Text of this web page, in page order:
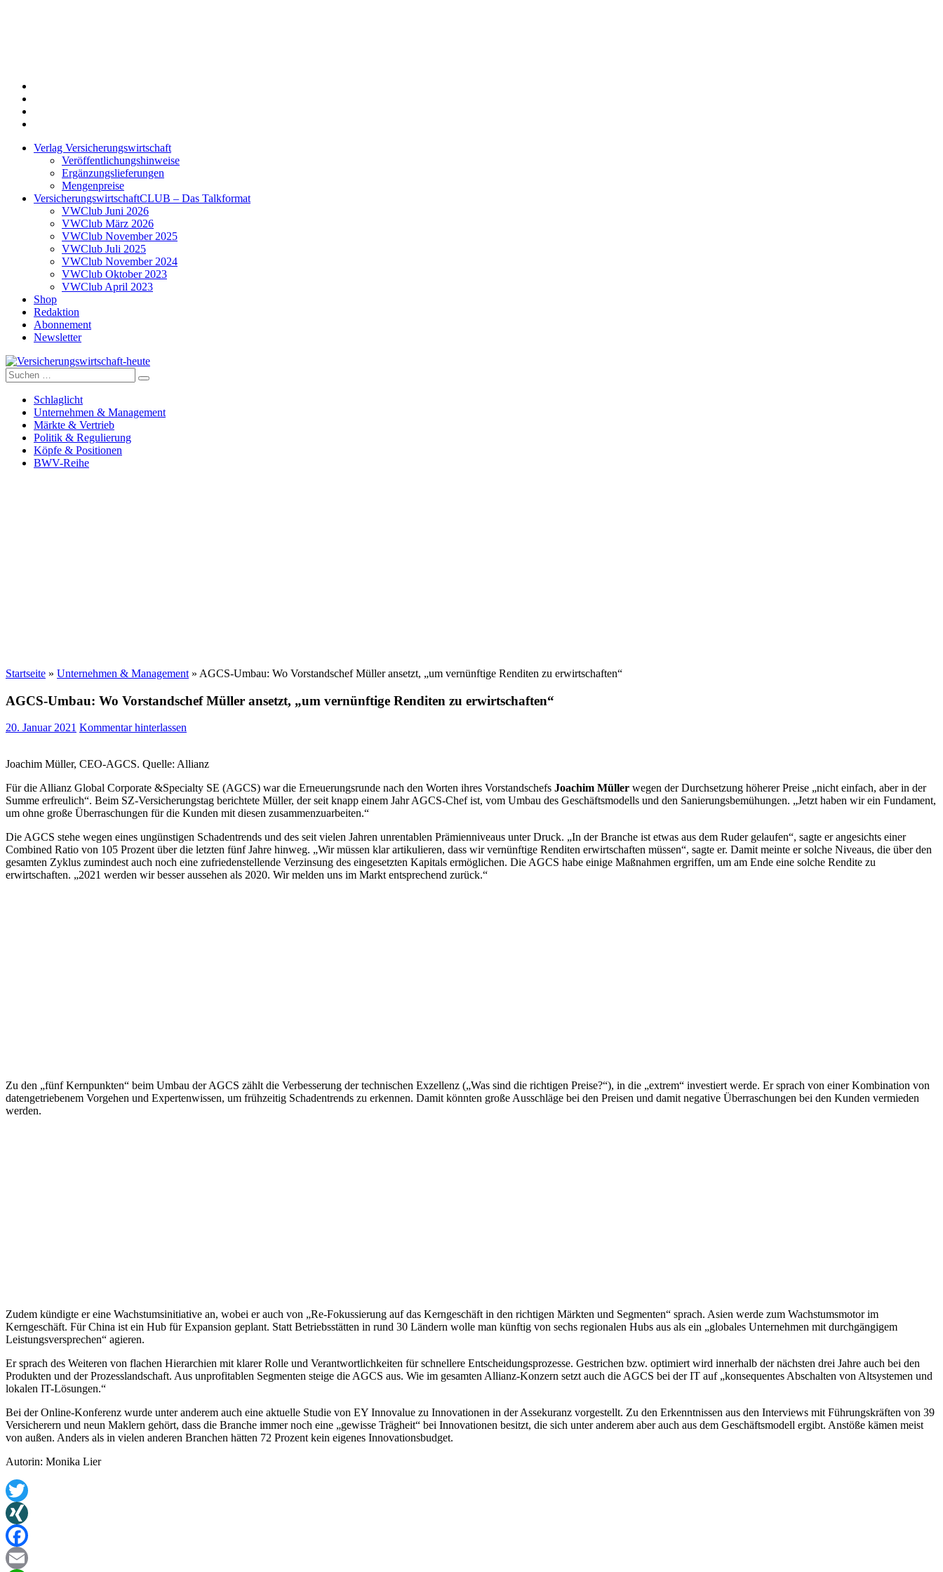
Verlag Versicherungswirtschaft
Veröffentlichungshinweise
Ergänzungslieferungen
Mengenpreise
VersicherungswirtschaftCLUB – Das Talkformat
VWClub Juni 2026
VWClub März 2026
VWClub November 2025
VWClub Juli 2025
VWClub November 2024
VWClub Oktober 2023
VWClub April 2023
Shop
Redaktion
Abonnement
Newsletter
Versicherungswirtschaft-heute
Suche
nach:
Schlaglicht
Unternehmen & Management
Märkte & Vertrieb
Politik & Regulierung
Köpfe & Positionen
BWV-Reihe
Startseite » Unternehmen & Management » AGCS-Umbau: Wo Vorstandschef Müller ansetzt, „um vernünftige Renditen zu erwirtschaften“
AGCS-Umbau: Wo Vorstandschef Müller ansetzt, „um vernünftige Renditen zu erwirtschaften“
20. Januar 2021 Kommentar hinterlassen
Joachim Müller, CEO-AGCS. Quelle: Allianz
Für die Allianz Global Corporate &Specialty SE (AGCS) war die Erneuerungsrunde nach den Worten ihres Vorstandschefs Joachim Müller wegen der Durchsetzung höherer Preise „nicht einfach, aber in der
Summe erfreulich“. Beim SZ-Versicherungstag berichtete Müller, der seit knapp einem Jahr AGCS-Chef ist, vom Umbau des Geschäftsmodells und den Sanierungsbemühungen. „Jetzt haben wir ein Fundament,
um ohne große Überraschungen für die Kunden mit diesen zusammenzuarbeiten.“
Die AGCS stehe wegen eines ungünstigen Schadentrends und des seit vielen Jahren unrentablen Prämienniveaus unter Druck. „In der Branche ist etwas aus dem Ruder gelaufen“, sagte er angesichts einer
Combined Ratio von 105 Prozent über die letzten fünf Jahre hinweg. „Wir müssen klar artikulieren, dass wir vernünftige Renditen erwirtschaften müssen“, sagte er. Damit meinte er solche Niveaus, die über den
gesamten Zyklus zumindest auch noch eine zufriedenstellende Verzinsung des eingesetzten Kapitals ermöglichen. Die AGCS habe einige Maßnahmen ergriffen, um am Ende eine solche Rendite zu
erwirtschaften. „2021 werden wir besser aussehen als 2020. Wir melden uns im Markt entsprechend zurück.“
Zu den „fünf Kernpunkten“ beim Umbau der AGCS zählt die Verbesserung der technischen Exzellenz („Was sind die richtigen Preise?“), in die „extrem“ investiert werde. Er sprach von einer Kombination von
datengetriebenem Vorgehen und Expertenwissen, um frühzeitig Schadentrends zu erkennen. Damit könnten große Ausschläge bei den Preisen und damit negative Überraschungen bei den Kunden vermieden
werden.
Zudem kündigte er eine Wachstumsinitiative an, wobei er auch von „Re-Fokussierung auf das Kerngeschäft in den richtigen Märkten und Segmenten“ sprach. Asien werde zum Wachstumsmotor im
Kerngeschäft. Für China ist ein Hub für Expansion geplant. Statt Betriebsstätten in rund 30 Ländern wolle man künftig von sechs regionalen Hubs aus als ein „globales Unternehmen mit durchgängigem
Leistungsversprechen“ agieren.
Er sprach des Weiteren von flachen Hierarchien mit klarer Rolle und Verantwortlichkeiten für schnellere Entscheidungsprozesse. Gestrichen bzw. optimiert wird innerhalb der nächsten drei Jahre auch bei den
Produkten und der Prozesslandschaft. Aus unprofitablen Segmenten steige die AGCS aus. Wie im gesamten Allianz-Konzern setzt auch die AGCS bei der IT auf „konsequentes Abschalten von Altsystemen und
lokalen IT-Lösungen.“
Bei der Online-Konferenz wurde unter anderem auch eine aktuelle Studie von EY Innovalue zu Innovationen in der Assekuranz vorgestellt. Zu den Erkenntnissen aus den Interviews mit Führungskräften von 39
Versicherern und neun Maklern gehört, dass die Branche immer noch eine „gewisse Trägheit“ bei Innovationen besitzt, die sich unter anderem aber auch aus dem Geschäftsmodell ergibt. Anstöße kämen meist
von außen. Anders als in vielen anderen Branchen hätten 72 Prozent kein eigenes Innovationsbudget.
Autorin: Monika Lier
Twitter
XING
Facebook